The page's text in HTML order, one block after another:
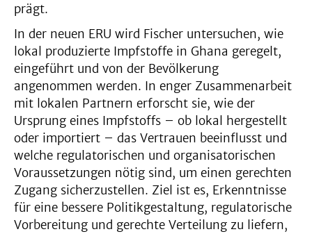
prägt.
In der neuen ERU wird Fischer untersuchen, wie
lokal produzierte Impfstoffe in Ghana geregelt,
eingeführt und von der Bevölkerung
angenommen werden. In enger Zusammenarbeit
mit lokalen Partnern erforscht sie, wie der
Ursprung eines Impfstoffs – ob lokal hergestellt
oder importiert – das Vertrauen beeinflusst und
welche regulatorischen und organisatorischen
Voraussetzungen nötig sind, um einen gerechten
Zugang sicherzustellen. Ziel ist es, Erkenntnisse
für eine bessere Politikgestaltung, regulatorische
Vorbereitung und gerechte Verteilung zu liefern,